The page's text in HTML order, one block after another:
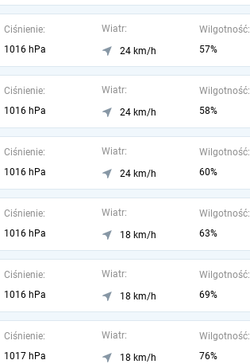
Ciśnienie:
1016 hPa
Wiatr:
24 km/h
Wilgotność:
57%
Ciśnienie:
1016 hPa
Wiatr:
24 km/h
Wilgotność:
58%
Ciśnienie:
1016 hPa
Wiatr:
24 km/h
Wilgotność:
60%
Ciśnienie:
1016 hPa
Wiatr:
18 km/h
Wilgotność:
63%
Ciśnienie:
1016 hPa
Wiatr:
18 km/h
Wilgotność:
69%
Ciśnienie:
1017 hPa
Wiatr:
18 km/h
Wilgotność:
76%